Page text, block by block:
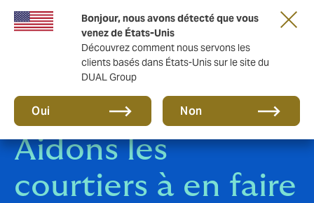
Bonjour, nous avons détecté que vous
venez de États-Unis
Découvrez comment nous servons les
clients basés dans États-Unis sur le site du
DUAL Group
Oui Non
Une nouvelle marque pour une nouvelle ère.
En savoir plus
Aidons les
courtiers à en faire